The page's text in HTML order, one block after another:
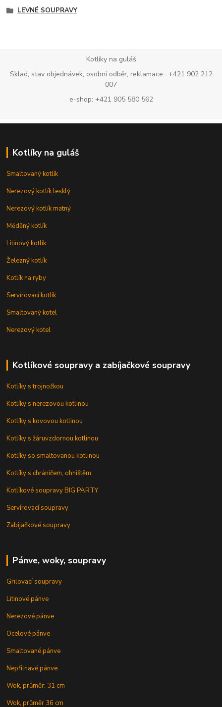
LEVNÉ SOUPRAVY
Kotlíky na guláš
Sklad, stav objednávek, osobní odběr, reklamace: +421 902 212
007
e-shop: +421 905 580 562
Kotlíky na guláš
Smaltovaný kotlík
Nerezový kotlík lesklý
Nerezový kotlík matný
Měděný kotlík
Litinový kotlík
Železný kotlík
Kotlík na ryby
Servírovací kotlík
Smaltovaný kotel
Nerezový kotel
Kotlíkové soupravy a zabíjačkové soupravy
Kotlíky s trojnožkou
Kotlíky s nerezovou kotlinou
Kotlíky s kovovou kotlinou
Kotlíky s žáruvzdornou kotlinou
Kotlíky so smaltovanou kotlinou
Kotlíky s chráničem, ohništěm
Kotlíkové soupravy BIG PARTY
Servírovací soupravy
Zabijačkové soupravy
Pánve, woky, soupravy
Grilovací soupravy
Litinové pánve
Nerezové pánve
Ocelové pánve
Smaltované pánve
Nepřilnavé pánve
Wok, průměr: 31 cm
Wok, průměr 36 cm